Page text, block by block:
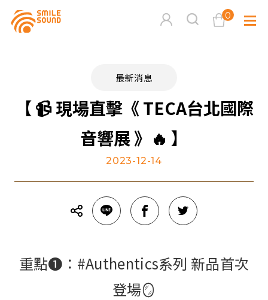
0
查看購物車
請選擇分類
派對喇
最新消息
【 📹 現場直擊《 TECA台北國際
音響展 》🔥 】
2023-12-14
重點➊：#Authentics系列 新品首次
登場🪞